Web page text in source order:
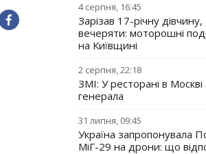
4 серпня, 16:45
Зарізав 17-річну дівчину,
вечеряти: моторошні
на Київщині
2 серпня, 22:18
ЗМІ: У ресторані в
генерала
31 липня, 09:45
Україна запропонувала
МіГ-29 на дрони: що